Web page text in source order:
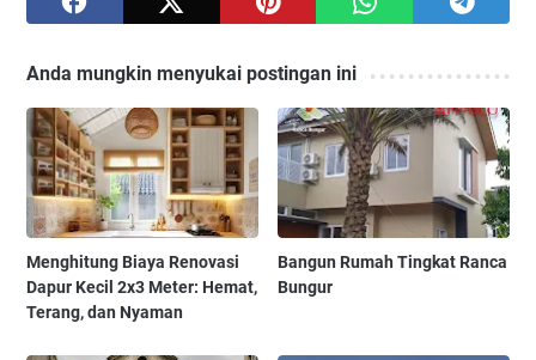
Anda mungkin menyukai postingan ini
Menghitung Biaya Renovasi
Dapur Kecil 2x3 Meter: Hemat,
Terang, dan Nyaman
Bangun Rumah Tingkat Ranca
Bungur